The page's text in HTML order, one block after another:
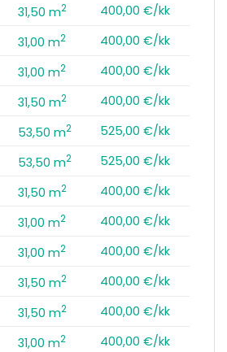
31,50 m2
400,00 €/kk
31,00 m2
400,00 €/kk
31,00 m2
400,00 €/kk
31,50 m2
400,00 €/kk
53,50 m2
525,00 €/kk
53,50 m2
525,00 €/kk
31,50 m2
400,00 €/kk
31,00 m2
400,00 €/kk
31,00 m2
400,00 €/kk
31,50 m2
400,00 €/kk
31,50 m2
400,00 €/kk
31,00 m2
400,00 €/kk